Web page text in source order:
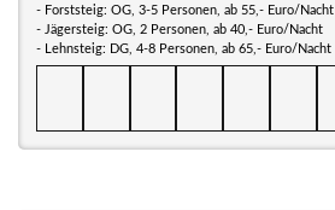
- Forststeig: OG, 3-5 Personen, ab 55,- Euro/Nacht
- Jägersteig: OG, 2 Personen, ab 40,- Euro/Nacht
- Lehnsteig: DG, 4-8 Personen, ab 65,- Euro/Nacht